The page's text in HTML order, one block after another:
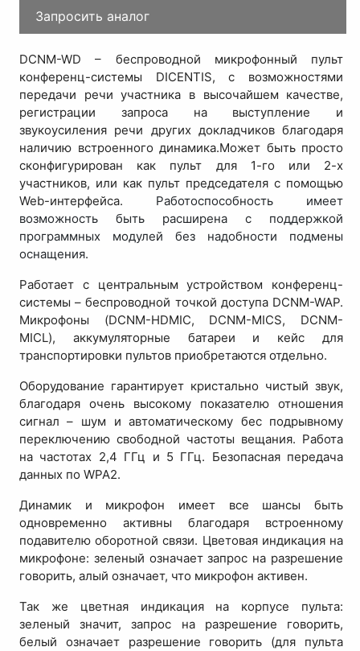
Запросить аналог
DCNM-WD – беспроводной микрофонный пульт
конференц-системы DICENTIS, с возможностями
передачи речи участника в высочайшем качестве,
регистрации запроса на выступление и
звукоусиления речи других докладчиков благодаря
наличию встроенного динамика.Может быть просто
сконфигурирован как пульт для 1-го или 2-х
участников, или как пульт председателя с помощью
Web-интерфейса. Работоспособность имеет
возможность быть расширена с поддержкой
программных модулей без надобности подмены
оснащения.
Работает с центральным устройством конференц-
системы – беспроводной точкой доступа DCNM-WAP.
Микрофоны (DCNM-HDMIC, DCNM-MICS, DCNM-
MICL), аккумуляторные батареи и кейс для
транспортировки пультов приобретаются отдельно.
Оборудование гарантирует кристально чистый звук,
благодаря очень высокому показателю отношения
сигнал – шум и автоматическому бес подрывному
переключению свободной частоты вещания. Работа
на частотах 2,4 ГГц и 5 ГГц. Безопасная передача
данных по WPA2.
Динамик и микрофон имеет все шансы быть
одновременно активны благодаря встроенному
подавителю оборотной связи. Цветовая индикация на
микрофоне: зеленый означает запрос на разрешение
говорить, алый означает, что микрофон активен.
Так же цветная индикация на корпусе пульта:
зеленый значит, запрос на разрешение говорить,
белый означает разрешение говорить (для пульта